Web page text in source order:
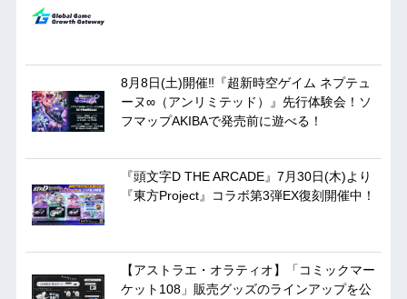
8月8日(土)開催‼『超新時空ゲイム ネプテュ
ーヌ∞（アンリミテッド）』先行体験会！ソ
フマップAKIBAで発売前に遊べる！
『頭文字D THE ARCADE』7月30日(木)より
『東方Project』コラボ第3弾EX復刻開催中！
【アストラエ・オラティオ】「コミックマー
ケット108」販売グッズのラインアップを公